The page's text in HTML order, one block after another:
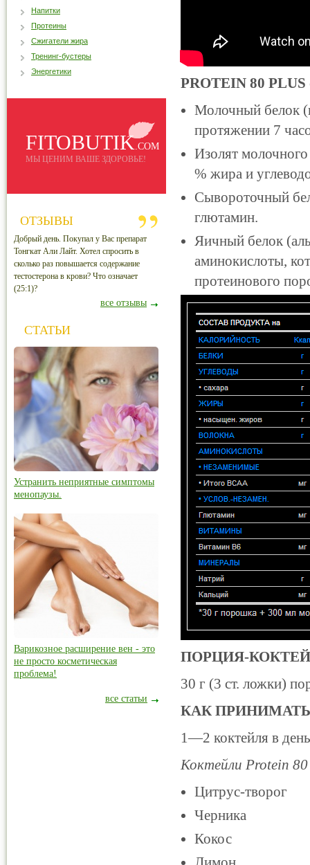
PROTEIN 80 PLUS
Молочный белок
протяжении 7
Изолят
% жира и
Сывороточный
глютамин.
Яичный белок
аминокислоты,
протеинового
ПОРЦИЯ-
30 г (3 ст. ложки)
КАК
1—2 коктейля в
Коктейли Protein
Цитрус-творог
Черника
Кокос
Напитки
Протеины
Сжигатели жира
Тренинг-бустеры
Энергетики
FITOBUTIK.COM
МЫ ЦЕНИМ ВАШЕ ЗДОРОВЬЕ!
ОТЗЫВЫ
Добрый день. Покупал у Вас препарат
Тонгкат Али Лайт. Хотел спросить в
сколько раз повышается содержание
тестостерона в крови? Что означает
(25:1)?
все отзывы
СТАТЬИ
Устранить неприятные симптомы
менопаузы.
Варикозное расширение вен - это
не просто косметическая
проблема!
все статьи